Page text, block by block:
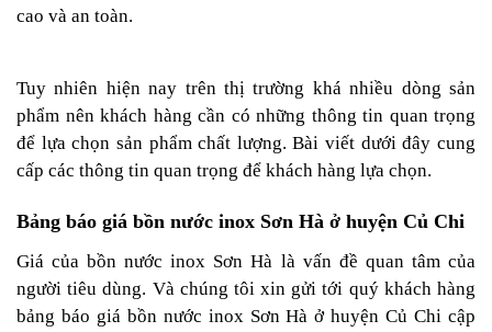
cao và an toàn.
Tuy nhiên hiện nay trên thị trường khá nhiều dòng sản
phẩm nên khách hàng cần có những thông tin quan trọng
để lựa chọn sản phẩm chất lượng. Bài viết dưới đây cung
cấp các thông tin quan trọng để khách hàng lựa chọn.
Bảng báo giá bồn nước inox Sơn Hà ở huyện Củ Chi
Giá của bồn nước inox Sơn Hà là vấn đề quan tâm của
người tiêu dùng. Và chúng tôi xin gửi tới quý khách hàng
bảng báo giá bồn nước inox Sơn Hà ở huyện Củ Chi cập